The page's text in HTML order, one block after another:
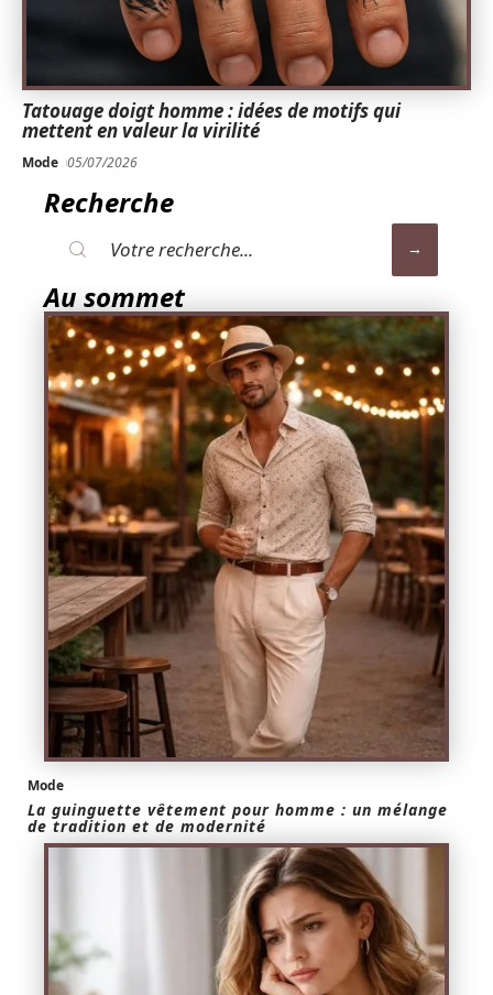
Tatouage doigt homme : idées de motifs qui
mettent en valeur la virilité
Mode 05/07/2026
Recherche
Au sommet
Mode
La guinguette vêtement pour homme : un mélange
de tradition et de modernité